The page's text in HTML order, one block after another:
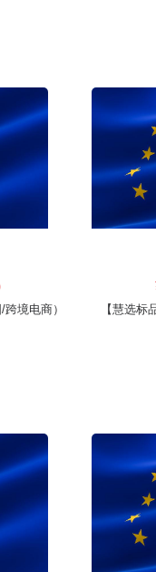
境电商） 【慧选标